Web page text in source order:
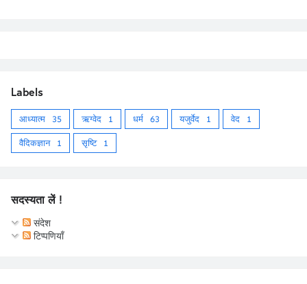
Labels
आध्यात्म 35 ऋग्वेद 1 धर्म 63 यजुर्वेद 1 वेद 1
वैदिकज्ञान 1 सृष्टि 1
सदस्यता लें !
संदेश
टिप्पणियाँ